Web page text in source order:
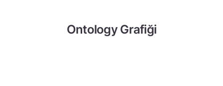
Ontology Grafiği